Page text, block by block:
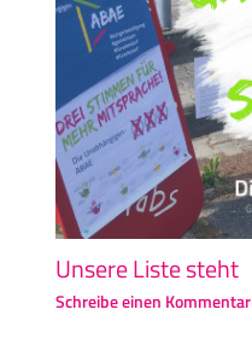
Unsere Liste steht
Schreibe einen Kommentar